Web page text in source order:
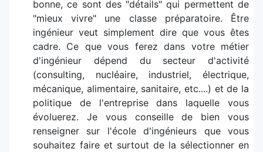
bonne, ce sont des "détails" qui permettent de
"mieux vivre" une classe préparatoire. Être
ingénieur veut simplement dire que vous êtes
cadre. Ce que vous ferez dans votre métier
d'ingénieur dépend du secteur d'activité
(consulting, nucléaire, industriel, électrique,
mécanique, alimentaire, sanitaire, etc....) et de la
politique de l'entreprise dans laquelle vous
évoluerez. Je vous conseille de bien vous
renseigner sur l'école d'ingénieurs que vous
souhaitez faire et surtout de la sélectionner en